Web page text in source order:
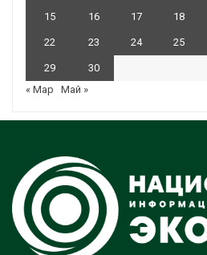
15 16 17 18
22 23 24 25
29
30
« Мар
Май »